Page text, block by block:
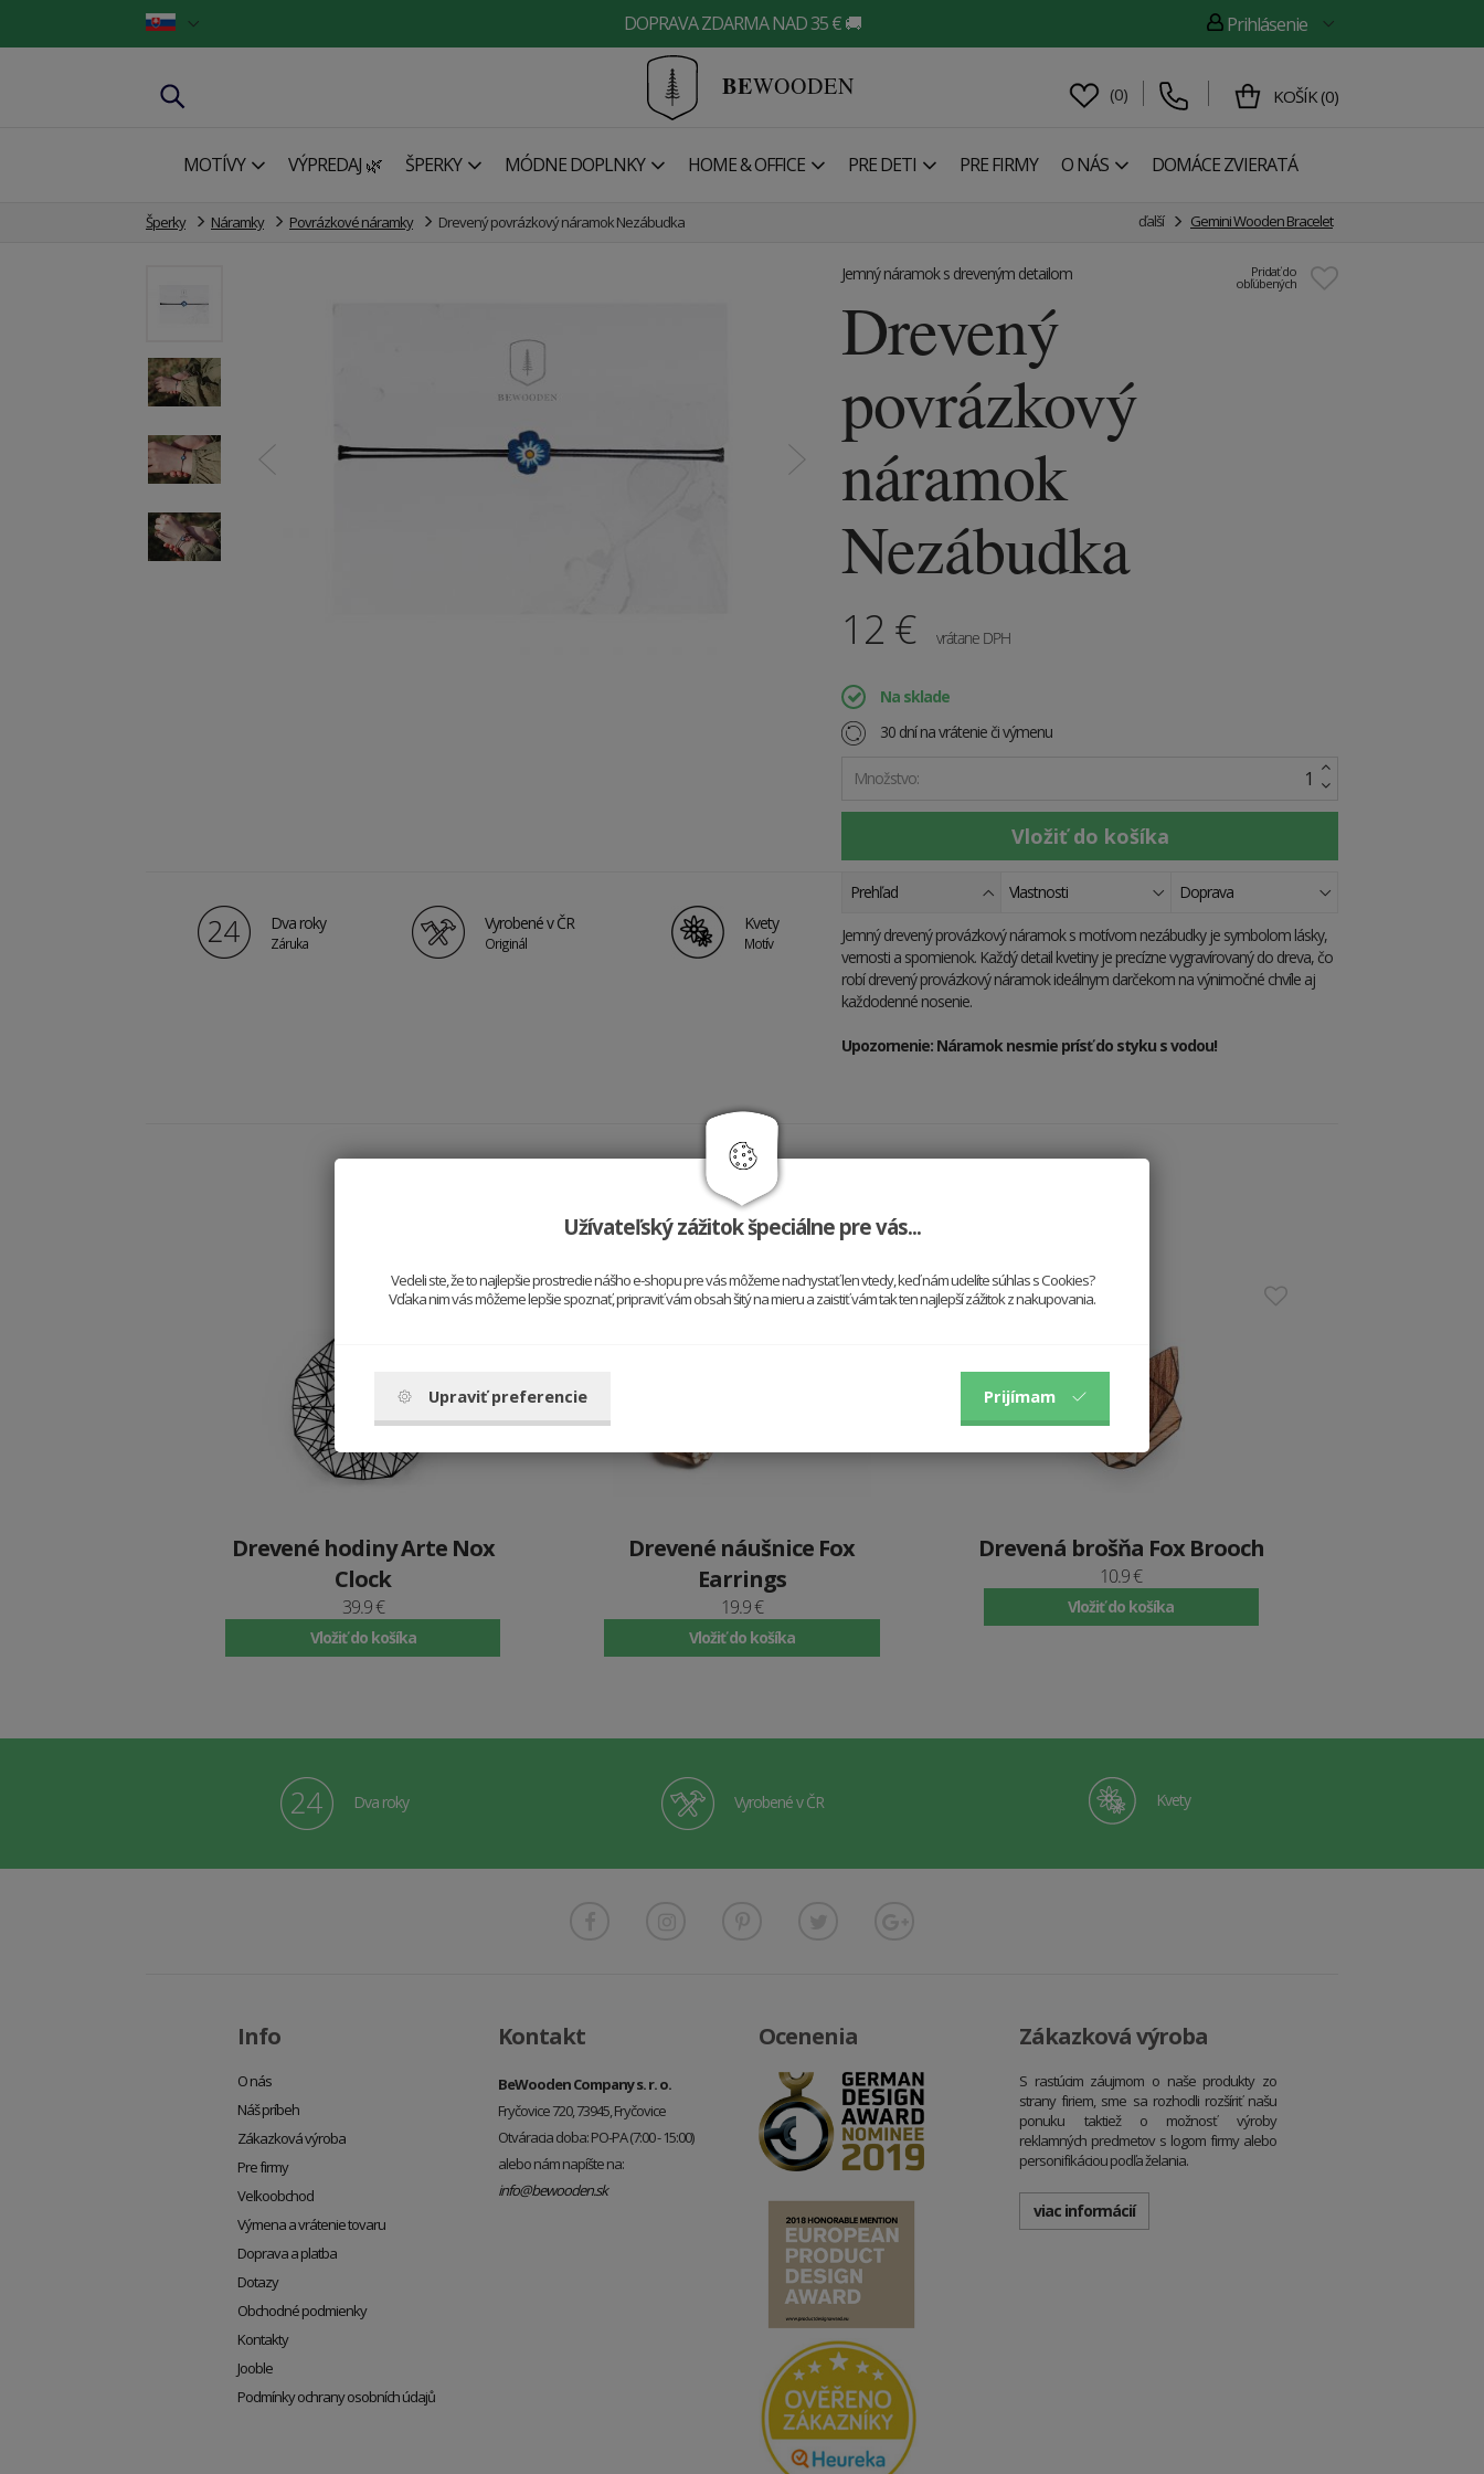
DOPRAVA ZDARMA NAD 35 € 🚚 Prihlásenie
BEWOODEN (0) KOŠÍK (0)
MOTÍVY VÝPREDAJ 🌿 ŠPERKY MÓDNE DOPLNKY HOME & OFFICE PRE DETI PRE FIRMY O NÁS DOMÁCE ZVIERATÁ
Šperky Náramky Povrázkové náramky Drevený povrázkový náramok Nezábudka ďalší Gemini Wooden Bracelet
Pridať do
obľúbených
Jemný náramok s dreveným detailom
Drevený
povrázkový
náramok
Nezábudka
12 € vrátane DPH
Na sklade
30 dní na vrátenie či výmenu
Množstvo:
Dva roky
Záruka
Vyrobené v ČR
Originál
Kvety
Motív
Prehľad Vlastnosti Doprava
Jemný drevený provázkový náramok s motívom nezábudky je symbolom lásky,
vernosti a spomienok. Každý detail kvetiny je precízne vygravírovaný do dreva, čo
robí drevený provázkový náramok ideálnym darčekom na výnimočné chvíle aj
každodenné nosenie.
Upozornenie: Náramok nesmie prísť do styku s vodou!
Hodí sa k sebe
Drevené hodiny Arte Nox
Clock
39.9 €
Vložiť do košíka
Drevené náušnice Fox
Earrings
19.9 €
Vložiť do košíka
Drevená brošňa Fox Brooch
10.9 €
Vložiť do košíka
Dva roky Vyrobené v ČR Kvety
Info
O nás
Náš príbeh
Zákazková výroba
Pre firmy
Veľkoobchod
Výmena a vrátenie tovaru
Doprava a platba
Dotazy
Obchodné podmienky
Kontakty
Jooble
Podmínky ochrany osobních údajů
Kontakt
BeWooden Company s. r. o.
Fryčovice 720, 73945, Fryčovice
Otváracia doba: PO-PA (7:00 - 15:00)
alebo nám napíšte na:
info@bewooden.sk
Ocenenia Zákazková výroba
S rastúcim záujmom o naše produkty zo
strany firiem, sme sa rozhodli rozšíriť našu
ponuku taktiež o možnosť výroby
reklamných predmetov s logom firmy alebo
personifikáciou podľa želania.
viac informácií
Užívateľský zážitok špeciálne pre vás...
Vedeli ste, že to najlepšie prostredie nášho e-shopu pre vás môžeme nachystať len vtedy, keď nám udelíte súhlas s Cookies?
Vďaka nim vás môžeme lepšie spoznať, pripraviť vám obsah šitý na mieru a zaistiť vám tak ten najlepší zážitok z nakupovania.
Upraviť preferencie Prijímam